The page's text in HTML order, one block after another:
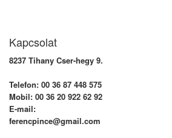
Kapcsolat
8237 Tihany Cser-hegy 9.
Telefon: 00 36 87 448 575
Mobil: 00 36 20 922 62 92
E-mail:
ferencpince@gmail.com